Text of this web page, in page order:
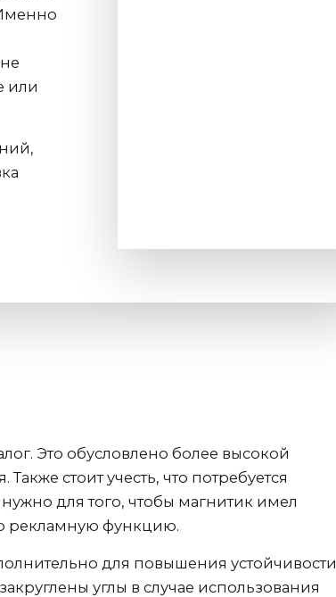
или
Это обусловлено более высокой
стоит учесть, что потребуется
для того, чтобы магнитик имел
рекламную функцию.
для повышения устойчивости
углы в случае использования